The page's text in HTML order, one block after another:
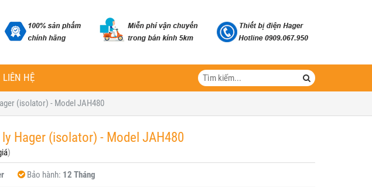
LIÊN HỆ
(isolator) - Model JAH480
Hager (isolator) - Model JAH480
)
Bảo hành: 12 Tháng